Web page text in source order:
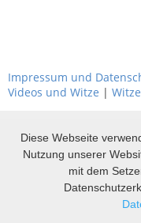
Impressum und
Videos und Witze | Witze
Diese Webseite
Nutzung unserer
mit dem